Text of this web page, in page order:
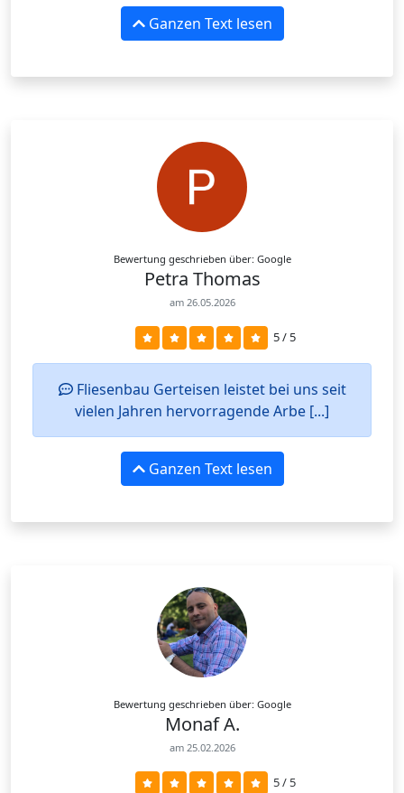
Ganzen Text lesen
Bewertung geschrieben über: Google
Petra Thomas
am 26.05.2026
5 / 5
Fliesenbau Gerteisen leistet bei uns seit
vielen Jahren hervorragende Arbe [...]
Ganzen Text lesen
Bewertung geschrieben über: Google
Monaf A.
am 25.02.2026
5 / 5